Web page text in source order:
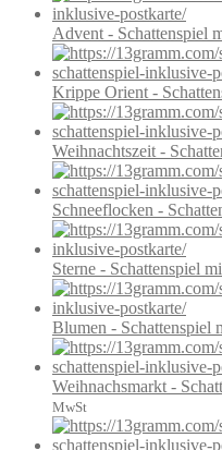
Advent - Schattenspiel
Krippe Orient -
Weihnachtszeit -
Schneeflocken -
Sterne - Schattenspiel
Blumen - Schattenspiel
Weihnachsmarkt -
MwSt